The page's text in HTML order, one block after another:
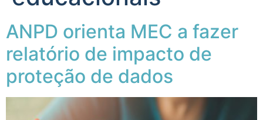
ANPD orienta MEC a fazer
relatório de impacto de
proteção de dados